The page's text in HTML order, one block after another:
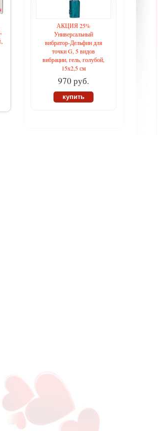
АКЦИЯ 25%
Универсальный
вибратор-Дельфин для
точки G, 5 видов
вибрации, гель, голубой,
15х2,5 см
970 руб.
купить